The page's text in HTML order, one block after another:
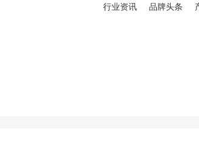
行业资讯 品牌头条